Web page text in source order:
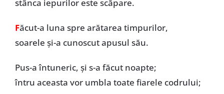
stânca iepurilor este scăpare.
Făcut-a luna spre arătarea timpurilor,
soarele și-a cunoscut apusul său.
Pus-a întuneric, și s-a făcut noapte;
întru aceasta vor umbla toate fiarele codrului;